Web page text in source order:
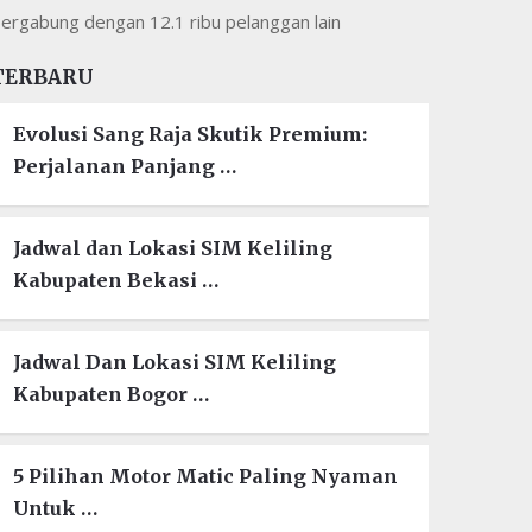
dengan 12.1 ribu pelanggan lain
Evolusi Sang Raja Skutik Premium:
Perjalanan Panjang …
Jadwal dan Lokasi SIM Keliling
Kabupaten Bekasi …
Jadwal Dan Lokasi SIM Keliling
Kabupaten Bogor …
5 Pilihan Motor Matic Paling Nyaman
Untuk …